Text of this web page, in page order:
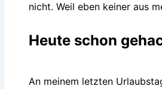
nicht. Weil eben keiner aus
Heute schon
An meinem letzten